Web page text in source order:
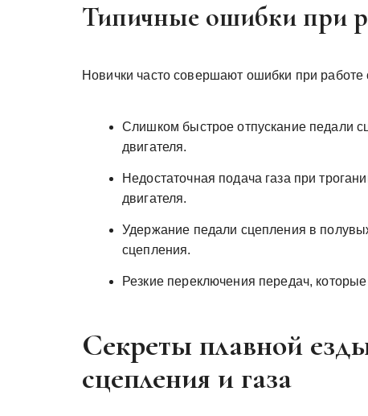
Типичные ошибки при
Новички часто совершают ошибки при
Слишком быстрое отпускание педали
двигателя.
Недостаточная подача газа при
двигателя.
Удержание педали сцепления в
сцепления.
Резкие переключения передач,
Секреты плавной
сцепления и газа